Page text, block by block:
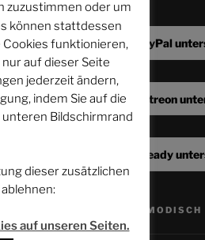
Projekt via PayPal
Projekt via Patreon
Projekt via Steady
WERBUNG – ALTMODISCH
zuzustimmen oder um
können stattdessen
funktionieren,
auf dieser Seite
jederzeit ändern,
indem Sie auf die
Bildschirmrand
dieser zusätzlichen
auf unseren Seiten.